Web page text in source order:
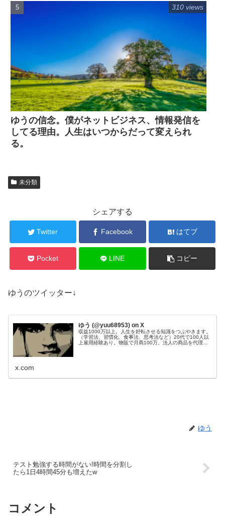
ゆうの信念。僕がネットビジネス、情報発信を
してる理由。人生はいつからだって変えられ
る。
310 views
未分類
シェアする
Twitter Facebook はてブ
Pocket LINE コピー
ゆうのツイッター↓
ゆう (@yuu68953) on X
収益1000万以上。人生を好転させる知識をつぶやきます。
（学習法、習慣化、食事法、思考法など）20代で100人以
上雇用経験あり。物販で月商100万。法人の商品を代理販
x.com
ゆう
テスト勉強する時間がない!時間を分割し
たら1日4時間45分も増えたw
コメント